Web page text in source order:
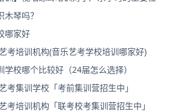
琴吗？
哪家好
考培训机构(音乐艺考学校培训哪家好)
校哪个比较好（24届怎么选择）
考集训学校「考前集训营招生中」
考培训机构「联考校考集训营招生中」